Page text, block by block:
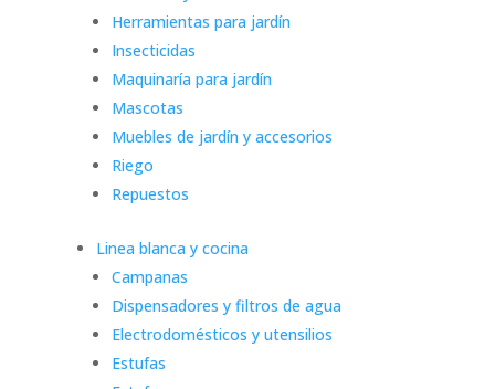
Herramientas para jardín
Insecticidas
Maquinaría para jardín
Mascotas
Muebles de jardín y accesorios
Riego
Repuestos
Linea blanca y cocina
Campanas
Dispensadores y filtros de agua
Electrodomésticos y utensilios
Estufas